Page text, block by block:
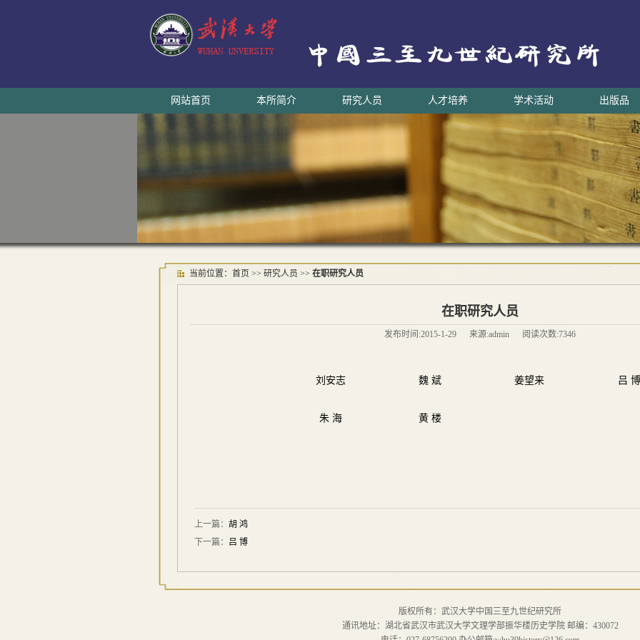
网站首页 本所简介 研究人员 人才培养 学术活动 出版品
当前位置： 首页 >> 研究人员 >> 在职研究人员
在职研究人员
发布时间:2015-1-29 来源:admin 阅读次数:7346
刘安志 魏 斌 姜望来 吕 博
朱 海 黄 楼
上一篇： 胡 鸿
下一篇： 吕 博
版权所有：武汉大学中国三至九世纪研究所
通讯地址：湖北省武汉市武汉大学文理学部振华楼历史学院 邮编：430072